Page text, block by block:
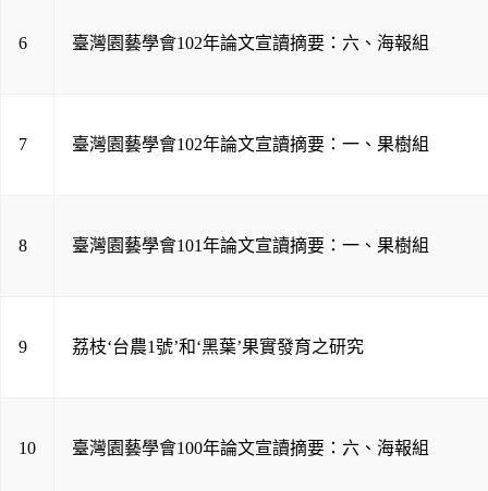
6 臺灣園藝學會102年論文宣讀摘要：六、海報組
7 臺灣園藝學會102年論文宣讀摘要：一、果樹組
8 臺灣園藝學會101年論文宣讀摘要：一、果樹組
9 荔枝‘台農1號’和‘黑葉’果實發育之研究
10 臺灣園藝學會100年論文宣讀摘要：六、海報組